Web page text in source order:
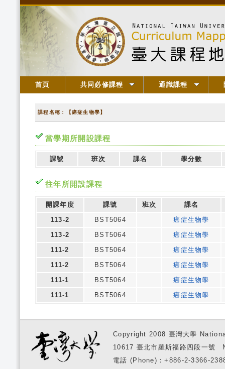
首頁 共同必修課程 通識課程
課程名稱：【癌症生物學】
當學期所開設課程
課號 班次 課名 學分數
往年所開設課程
開課年度 課號 班次
課名
113-2
BST5064
癌症生物學
113-2
BST5064
癌症生物學
111-2
BST5064
癌症生物學
111-2
BST5064
癌症生物學
111-1
BST5064
癌症生物學
111-1
BST5064 癌症生物學
Copyright 2008 臺灣大學
10617 臺北市羅斯福路四段一
電話 (Phone)：+886-2-3366-